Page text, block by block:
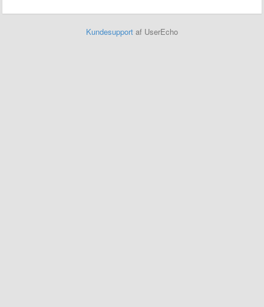
Kundesupport af UserEcho